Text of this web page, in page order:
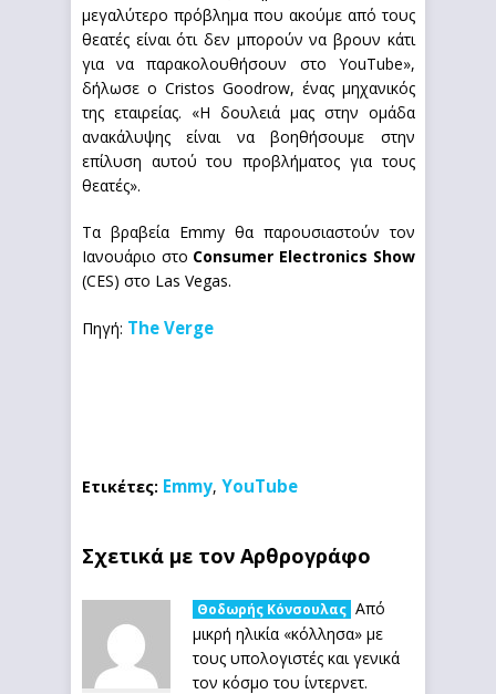
μεγαλύτερο πρόβλημα που ακούμε από τους
θεατές είναι ότι δεν μπορούν να βρουν κάτι
για να παρακολουθήσουν στο YouTube»,
δήλωσε ο Cristos Goodrow, ένας μηχανικός
της εταιρείας. «Η δουλειά μας στην ομάδα
ανακάλυψης είναι να βοηθήσουμε στην
επίλυση αυτού του προβλήματος για τους
θεατές».
Τα βραβεία Emmy θα παρουσιαστούν τον
Ιανουάριο στο Consumer Electronics Show
(CES) στο Las Vegas.
Πηγή: The Verge
Ετικέτες: Emmy, YouTube
Σχετικά με τον Αρθρογράφο
Θοδωρής Κόνσουλας Από
μικρή ηλικία «κόλλησα» με
τους υπολογιστές και γενικά
τον κόσμο του ίντερνετ.